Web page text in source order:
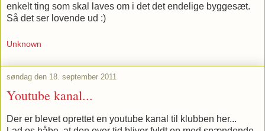
enkelt ting som skal laves om i det det endelige byggesæt.
Så det ser lovende ud :)
Unknown
søndag den 18. september 2011
Youtube kanal...
Der er blevet oprettet en youtube kanal til klubben her...